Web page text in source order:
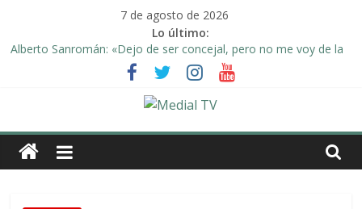
contenido
7 de agosto de 2026
Lo último:
Alberto Sanromán: «Dejo de ser concejal, pero no me voy de la
Deporte y solidaridad, de la mano una vez más en Arahal
El emotivo agradecimiento de la familia afectada por el incendio
Convocado nuevo pleno ordinario del Ayuntamiento de Arahal
Una Plataforma de Morón pide unión a los pueblos de la
comarca para evitar la planta de biogás en término de Arahal
Medial
TV